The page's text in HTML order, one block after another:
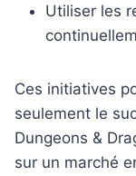
Utiliser les
Ces initiatives
seulement le
Dungeons &
sur un marché